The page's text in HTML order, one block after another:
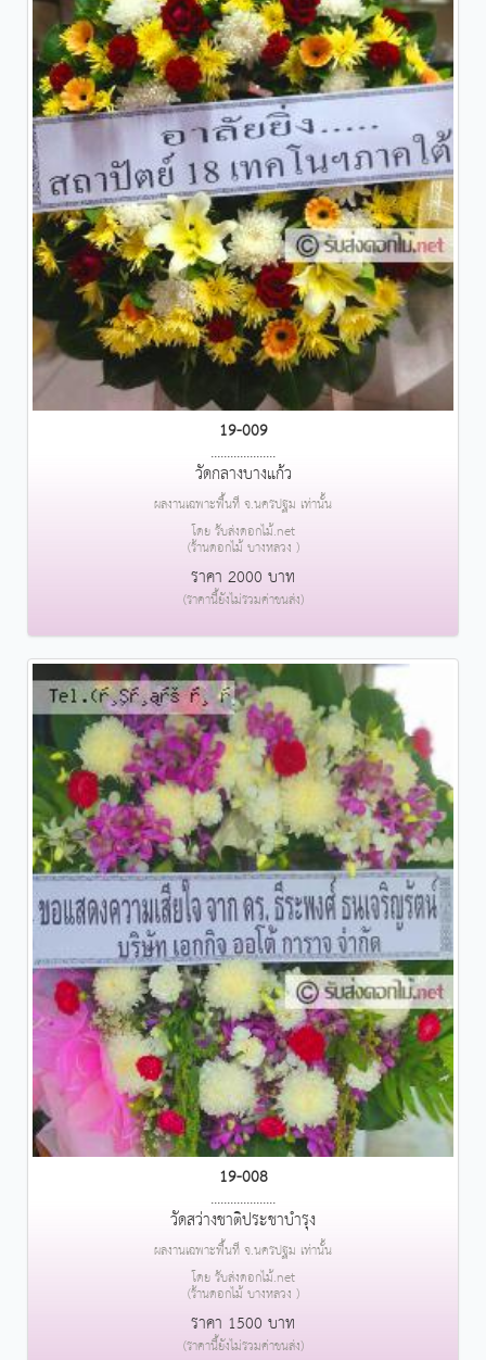
19-009
....................
วัดกลางบางแก้ว
ผลงานเฉพาะพื้นที่ จ.นครปฐม เท่านั้น
โดย รับส่งดอกไม้.net
(ร้านดอกไม้ บางหลวง )
ราคา 2000 บาท
(ราคานี้ยังไม่รวมค่าขนส่ง)
19-008
....................
วัดสว่างชาติประชาบำรุง
ผลงานเฉพาะพื้นที่ จ.นครปฐม เท่านั้น
โดย รับส่งดอกไม้.net
(ร้านดอกไม้ บางหลวง )
ราคา 1500 บาท
(ราคานี้ยังไม่รวมค่าขนส่ง)